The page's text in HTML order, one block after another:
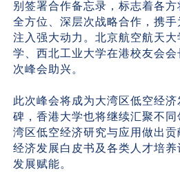
别签署合作备忘录，标志着各
全方位、深层次战略合作，携
注入强大动力。北京航空航天
学、西北工业大学在港校友会
次峰会助兴。
此次峰会将成为大湾区低空经
碑，香港大学也将继续汇聚不
湾区低空经济研究与应用做出
经济发展白皮书及各类人才培
发展赋能。